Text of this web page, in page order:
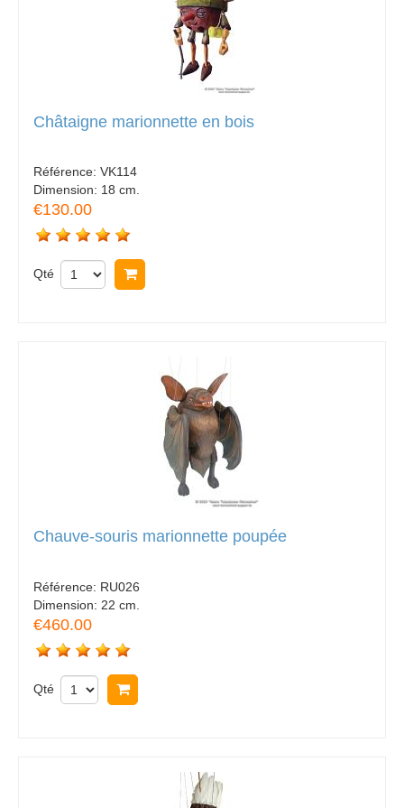
Châtaigne marionnette en bois
Référence: VK114
Dimension: 18 cm.
€130.00
Qté
Chauve-souris marionnette poupée
Référence: RU026
Dimension: 22 cm.
€460.00
Qté